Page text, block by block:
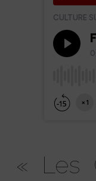
« Les